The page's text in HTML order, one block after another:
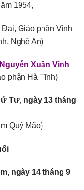
1954,
Giáo phận Vinh
Nghệ An)
Xuân Vinh
phận Hà Tĩnh)
Tư, ngày 13 tháng
Quý Mão)
ngày 14 tháng 9